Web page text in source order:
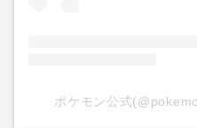
ポケモン公式